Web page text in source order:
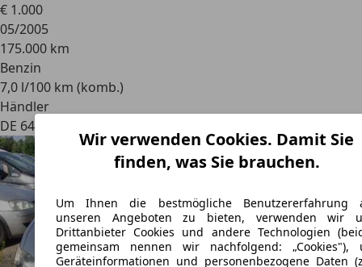
Wir verwenden Cookies. Damit Sie
finden, was Sie brauchen.
Um Ihnen die bestmögliche Benutzererfahrung
unseren Angeboten zu bieten, verwenden wir
Drittanbieter Cookies und andere Technologien
gemeinsam nennen wir nachfolgend: „Cookies"),
Geräteinformationen und personenbezogene Daten
€ 1.000
05/2005
175.000 km
Benzin
7,0 l/100 km (komb.)
Händler
DE 64291